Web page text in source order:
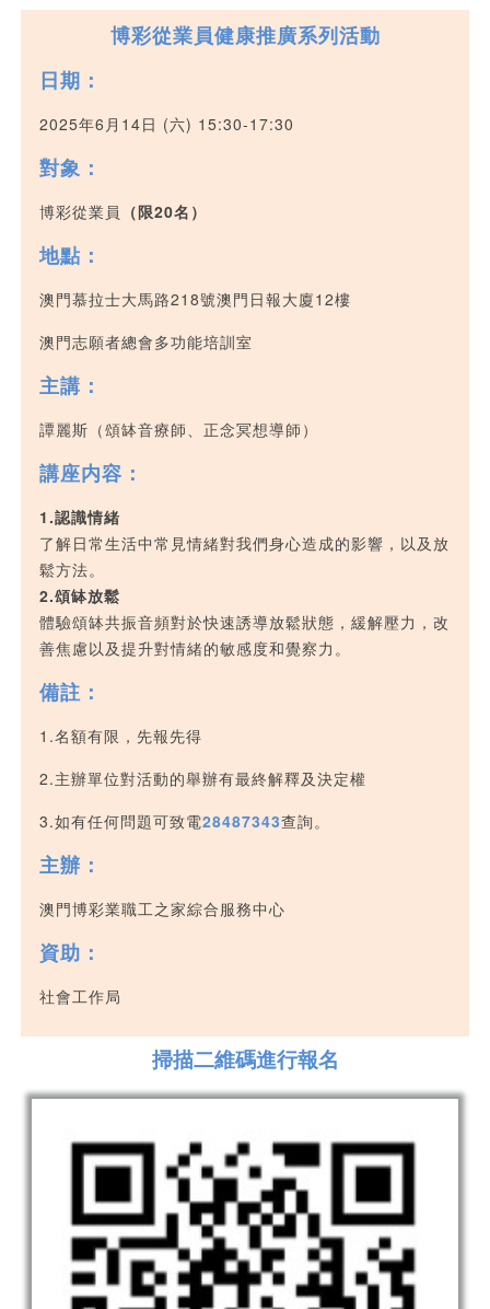
博彩從業員健康推廣系列活動
日期：
2025年6月14日 (六) 15:30-17:30
對象：
博彩從業員 （限20名）
地點：
澳門慕拉士大馬路218號澳門日報大廈12樓
澳門志願者總會多功能培訓室
主講：
譚麗斯（頌缽音療師、正念冥想導師）
講座内容：
1.認識情緒
了解日常生活中常見情緒對我們身心造成的影響，以及放
鬆方法。
2.頌缽放鬆
體驗頌缽共振音頻對於快速誘導放鬆狀態，緩解壓力，改
善焦慮以及提升對情緒的敏感度和覺察力。
備註：
1.名額有限，先報先得
2.主辦單位對活動的舉辦有最終解釋及決定權
3.如有任何問題可致電28487343查詢。
主辦：
澳門博彩業職工之家綜合服務中心
資助：
社會工作局
掃描二維碼進行報名